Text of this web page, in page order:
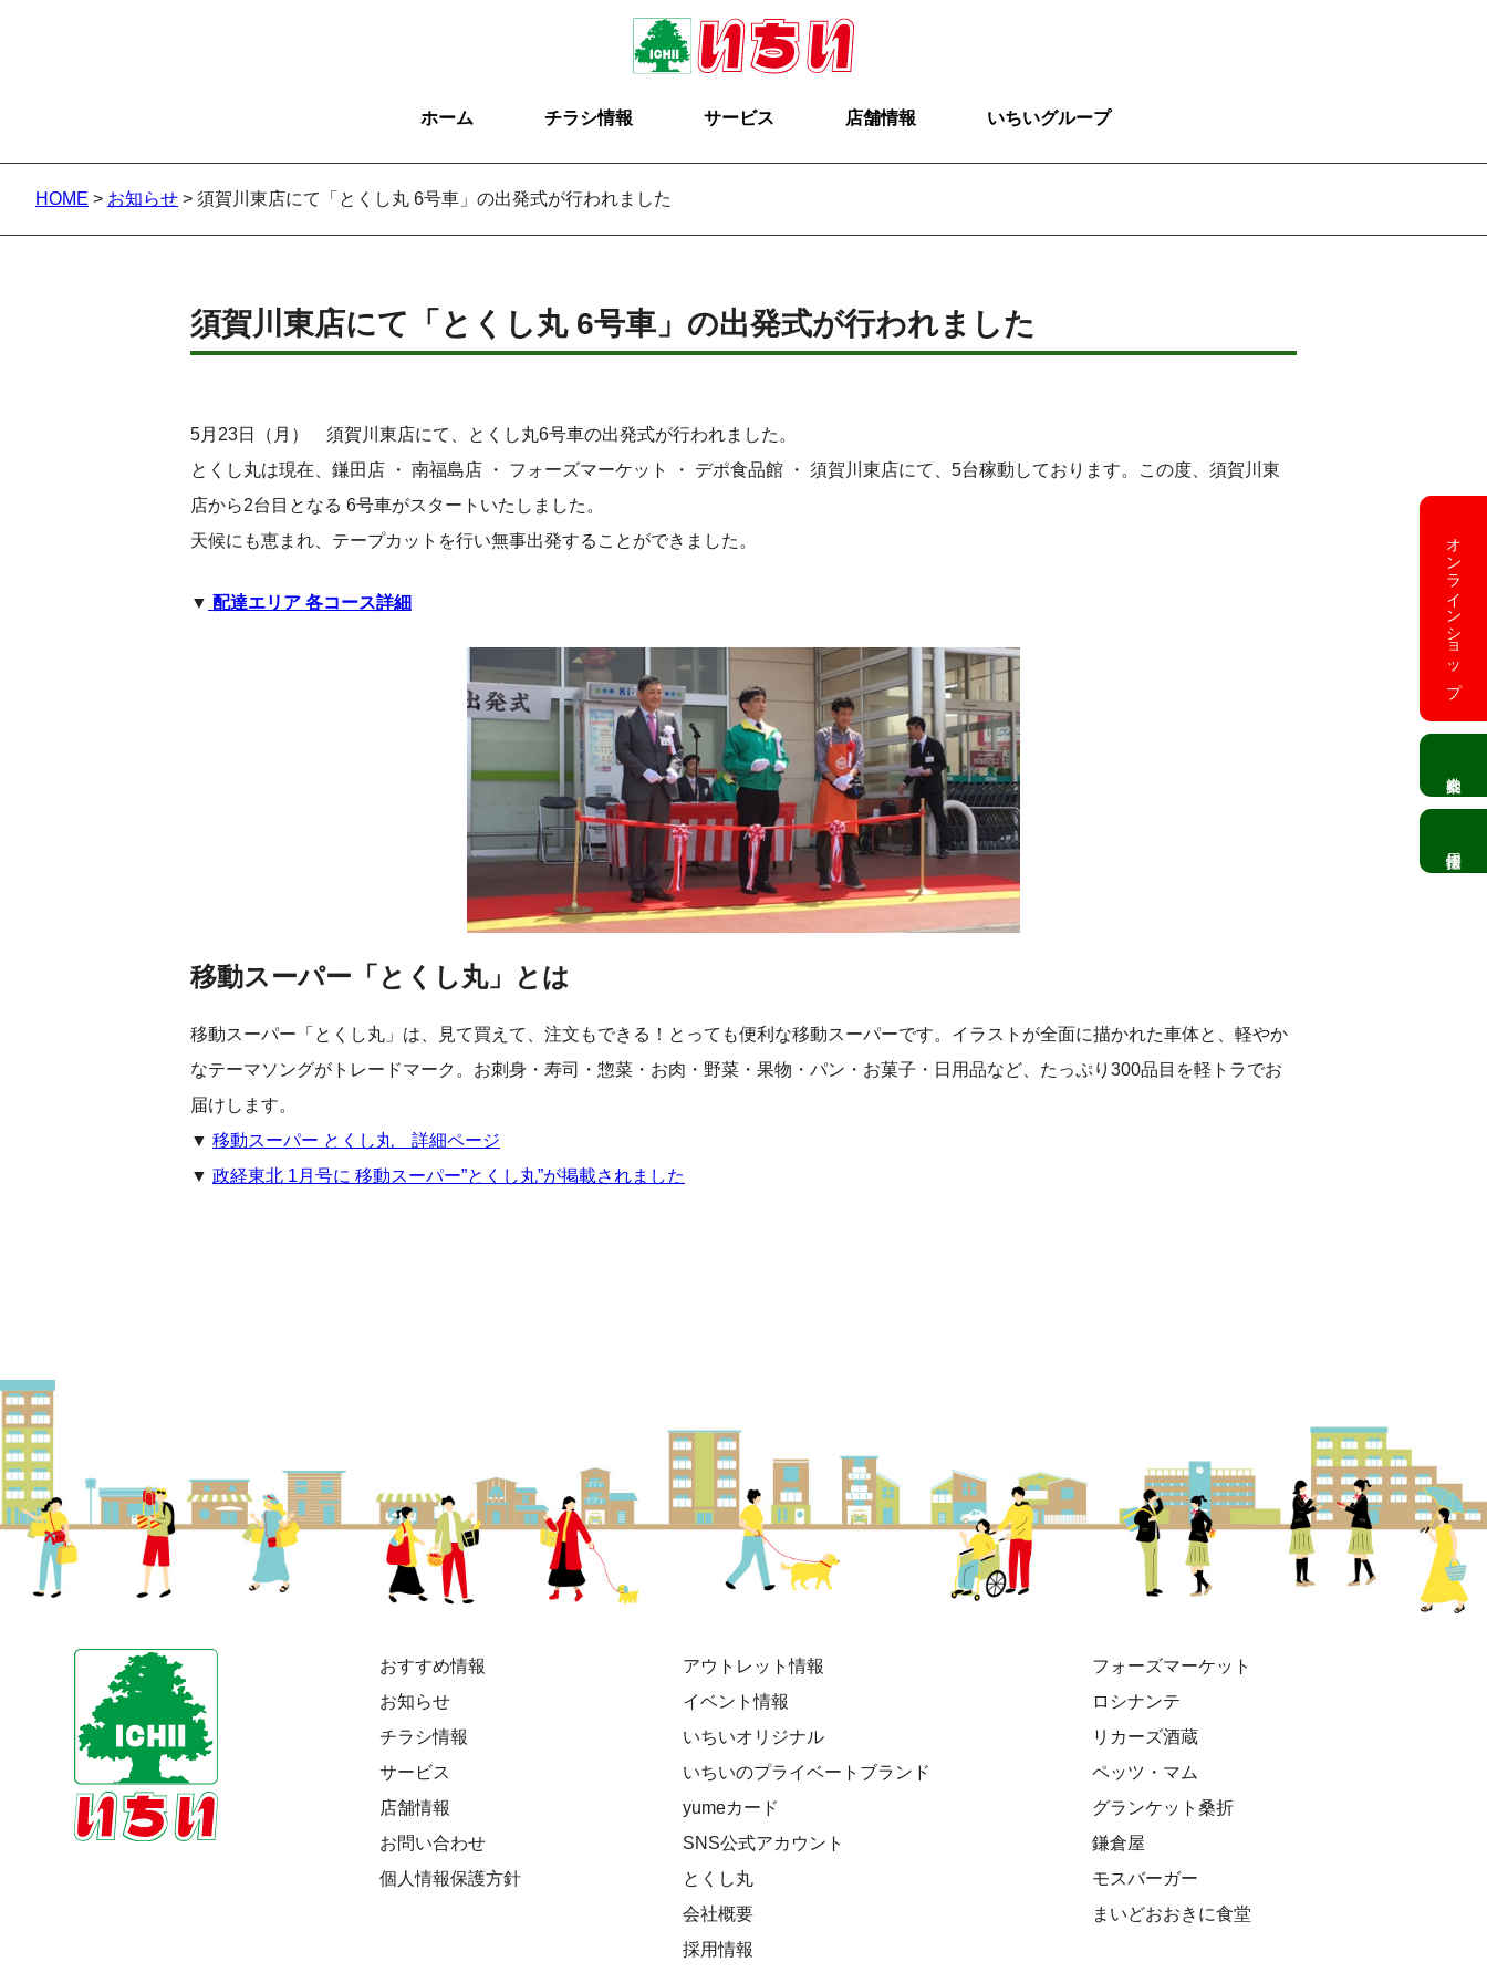
ホーム チラシ情報 サービス 店舗情報 いちいグループ
HOME > お知らせ > 須賀川東店にて「とくし丸 6号車」の出発式が行われました
須賀川東店にて「とくし丸 6号車」の出発式が行われました
5月23日（月） 須賀川東店にて、とくし丸6号車の出発式が行われました。
とくし丸は現在、鎌田店 ・ 南福島店 ・ フォーズマーケット ・ デポ食品館 ・ 須賀川東店にて、5台稼動しております。この度、須賀川東
店から2台目となる 6号車がスタートいたしました。
天候にも恵まれ、テープカットを行い無事出発することができました。
▼ 配達エリア 各コース詳細
移動スーパー「とくし丸」とは
移動スーパー「とくし丸」は、見て買えて、注文もできる！とっても便利な移動スーパーです。イラストが全面に描かれた車体と、軽やか
なテーマソングがトレードマーク。お刺身・寿司・惣菜・お肉・野菜・果物・パン・お菓子・日用品など、たっぷり300品目を軽トラでお
届けします。
▼ 移動スーパー とくし丸 詳細ページ
▼ 政経東北 1月号に 移動スーパー”とくし丸”が掲載されました
おすすめ情報
お知らせ
チラシ情報
サービス
店舗情報
お問い合わせ
個人情報保護方針
アウトレット情報
イベント情報
いちいオリジナル
いちいのプライベートブランド
yumeカード
SNS公式アカウント
とくし丸
会社概要
採用情報
フォーズマーケット
ロシナンテ
リカーズ酒蔵
ペッツ・マム
グランケット桑折
鎌倉屋
モスバーガー
まいどおおきに食堂
オンラインショップ